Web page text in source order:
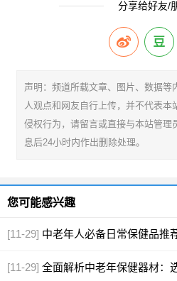
分享给好友/
声明：频道所载文章、图片、数据等
人观点和网友自行上传，并不代表本
侵权行为，请留言或直接与本站管理
息后24小时内作出删除处理。
您可能感兴趣
[11-29] 中老年人必备日常保健品推
[11-29] 全面解析中老年保健器材：